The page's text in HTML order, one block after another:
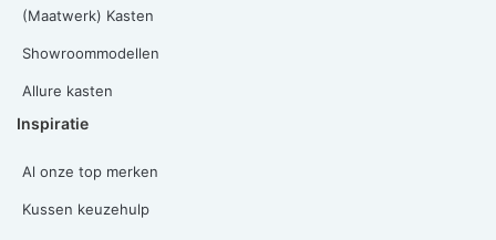
(Maatwerk) Kasten
Showroommodellen
Allure kasten
Inspiratie
Al onze top merken
Kussen keuzehulp